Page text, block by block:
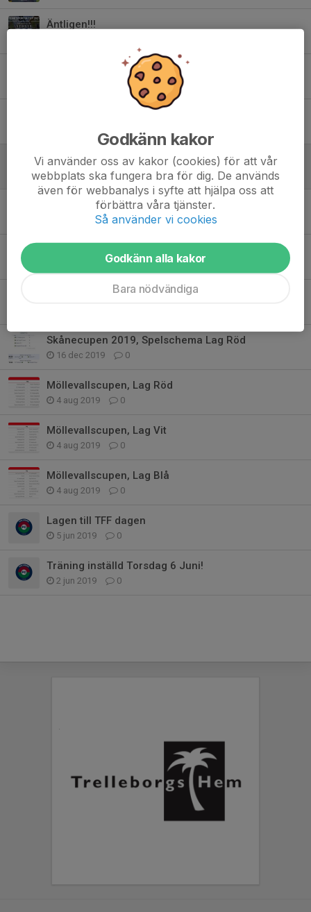
Äntligen!!!
0
Matcher i helgen
17 aug 2020 0
Matcher i helgen
17 aug 2020 0
12 mar 2020 0
Skånecupen 2019, Spelschema Lag Svart
Skånecupen 2019, Spelschema Lag Röd
16 dec 2019 0
Möllevallscupen, Lag Röd
4 aug 2019 0
Möllevallscupen, Lag Vit
4 aug 2019 0
Möllevallscupen, Lag Blå
4 aug 2019 0
Lagen till TFF dagen
5 jun 2019 0
Träning inställd Torsdag 6 Juni!
2 jun 2019 0
Godkänn kakor
Vi använder oss av kakor (cookies) för att vår
webbplats ska fungera bra för dig. De används
även för webbanalys i syfte att hjälpa oss att
förbättra våra tjänster.
Så använder vi cookies
Godkänn alla kakor
Bara nödvändiga